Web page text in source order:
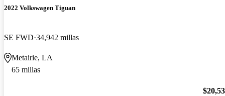
2022 Volkswagen Tiguan
SE FWD 34,942 millas
Metairie, LA
65 millas